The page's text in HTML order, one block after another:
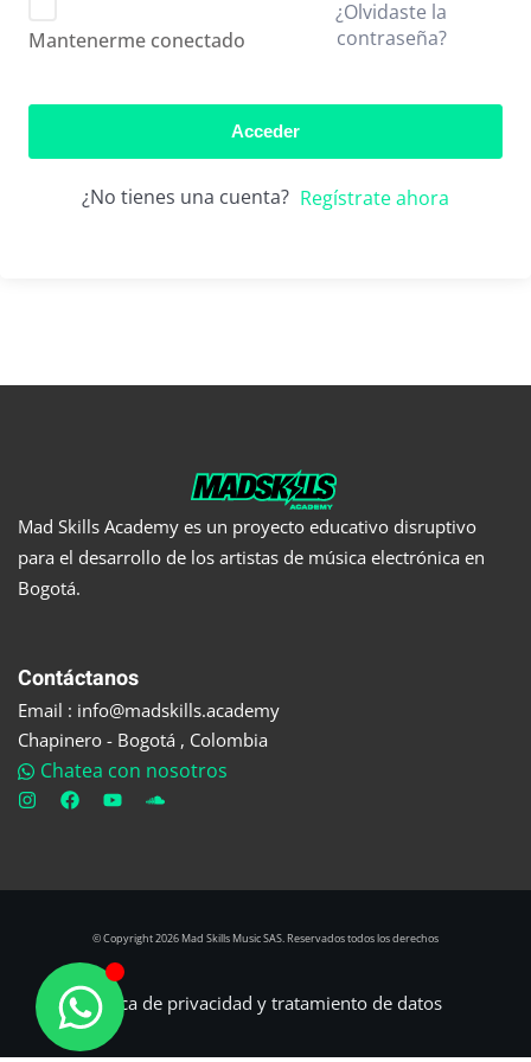
Mantenerme conectado
¿Olvidaste la
contraseña?
Acceder
¿No tienes una cuenta? Regístrate ahora
Mad Skills Academy es un proyecto educativo disruptivo
para el desarrollo de los artistas de música electrónica en
Bogotá.
Contáctanos
Email : info@madskills.academy
Chapinero - Bogotá , Colombia
Chatea con nosotros
© Copyright 2026 Mad Skills Music SAS. Reservados todos los derechos
Política de privacidad y tratamiento de datos